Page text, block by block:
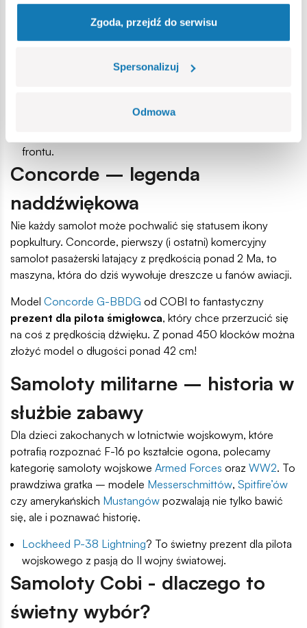
Zgoda, przejdź do serwisu
Spersonalizuj
Odmowa
wykorzystywane w lotnictwie biznesowym i wojskowym.
Niezwykle elegancki design, kompaktowe proporcje i długa
historia – to wszystko znajdziemy w zestawach COBI.
treningowy, idealny jako prezent dla pilota wojskowego,
frontu.
Concorde – legenda
naddźwiękowa
Nie każdy samolot może pochwalić się statusem ikony
popkultury. Concorde, pierwszy (i ostatni) komercyjny
samolot pasażerski latający z prędkością ponad 2 Ma, to
maszyna, która do dziś wywołuje dreszcze u fanów awiacji.
Model Concorde G-BBDG od COBI to fantastyczny
prezent dla pilota śmigłowca, który chce przerzucić się
na coś z prędkością dźwięku. Z ponad 450 klocków można
złożyć model o długości ponad 42 cm!
Samoloty militarne – historia w
służbie zabawy
Dla dzieci zakochanych w lotnictwie wojskowym, które
potrafią rozpoznać F-16 po kształcie ogona, polecamy
kategorię samoloty wojskowe Armed Forces oraz WW2. To
prawdziwa gratka – modele Messerschmittów, Spitfire’ów
czy amerykańskich Mustangów pozwalają nie tylko bawić
się, ale i poznawać historię.
Lockheed P-38 Lightning? To świetny prezent dla pilota
wojskowego z pasją do II wojny światowej.
Samoloty Cobi - dlaczego to
świetny wybór?